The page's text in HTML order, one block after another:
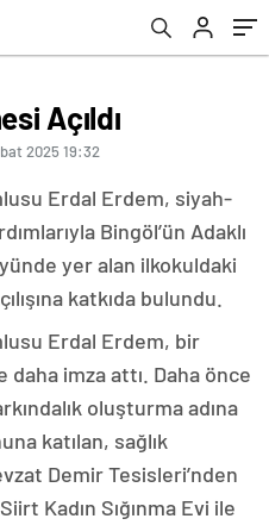
Açıldı
2025 19:32
Erdal Erdem, siyah-
Bingöl’ün Adaklı
yer alan ilkokuldaki
katkıda bulundu.
Erdal Erdem, bir
imza attı. Daha önce
oluşturma adına
katılan, sağlık
Demir Tesisleri’nden
Kadın Sığınma Evi ile